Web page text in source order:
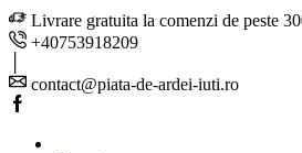
Livrare gratuita la comenzi de peste
+40753918209
contact@piata-de-ardei-iuti.ro
Facebook